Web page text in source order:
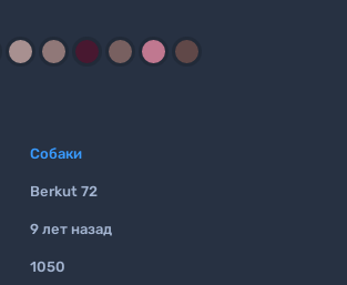
Собаки
Berkut 72
9 лет назад
1050